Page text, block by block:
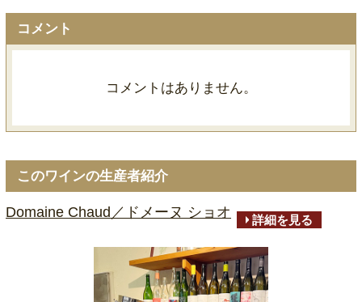
コメント
コメントはありません。
このワインの生産者紹介
Domaine Chaud／ドメーヌ ショオ 詳細を見る